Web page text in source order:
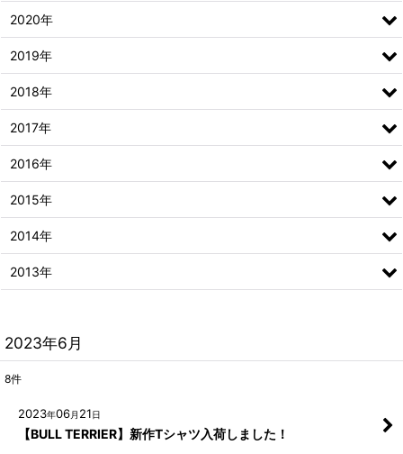
2023年6月
8件
2023年06月 21日
【BULL TERRIER】新作Tシャツ入荷しました！
2020年
2019年
2018年
2017年
2016年
2015年
2014年
2013年